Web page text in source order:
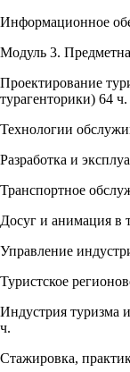
Информационное
Модуль 3.
Проектирование
турагенторики) 64 ч.
Технологии
Разработка и
Транспортное
Досуг и анимация в
Управление
Туристское
Индустрия туризма
ч.
Стажировка,